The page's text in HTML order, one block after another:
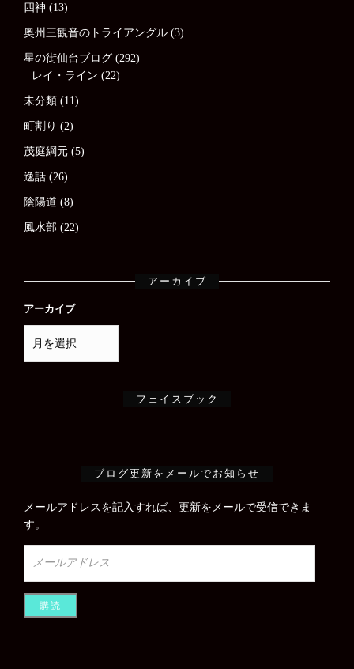
四神 (13)
奥州三観音のトライアングル (3)
星の街仙台ブログ (292)
レイ・ライン (22)
未分類 (11)
町割り (2)
茂庭綱元 (5)
逸話 (26)
陰陽道 (8)
風水部 (22)
アーカイブ
アーカイブ
フェイスブック
ブログ更新をメールでお知らせ
メールアドレスを記入すれば、更新をメールで受信できま
す。
ー
ル
ド